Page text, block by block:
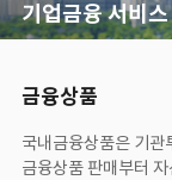
기업금융 서비스
금융상품
국내금융상품은 기관
금융상품 판매부터